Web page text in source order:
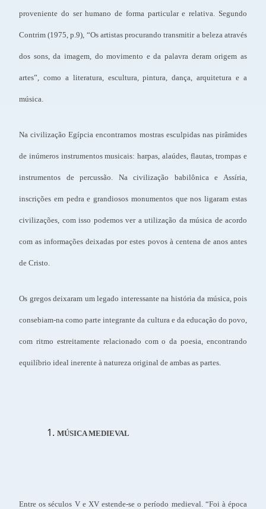
proveniente do ser humano de forma particular e relativa. Segundo
Contrim (1975, p.9), “Os artistas procurando transmitir a beleza através
dos sons, da imagem, do movimento e da palavra deram origem as
artes”, como a literatura, escultura, pintura, dança, arquitetura e a
música.
Na civilização Egípcia encontramos mostras esculpidas nas pirâmides
de inúmeros instrumentos musicais: harpas, alaúdes, flautas, trompas e
instrumentos de percussão. Na civilização babilônica e Assíria,
inscrições em pedra e grandiosos monumentos que nos ligaram estas
civilizações, com isso podemos ver a utilização da música de acordo
com as informações deixadas por estes povos à centena de anos antes
de Cristo.
Os gregos deixaram um legado interessante na história da música, pois
consebiam-na como parte integrante da cultura e da educação do povo,
com ritmo estreitamente relacionado com o da poesia, encontrando
equilíbrio ideal inerente à natureza original de ambas as partes.
MÚSICA MEDIEVAL
Entre os séculos V e XV estende-se o período medieval. “Foi à época